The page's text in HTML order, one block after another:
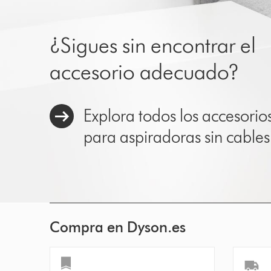
¿Sigues sin encontrar el
accesorio adecuado?
Explora todos los
para aspiradoras sin cables
Compra en Dyson.es